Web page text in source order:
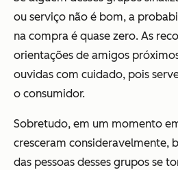
ou serviço não é bom, a
na compra é quase zero. As
orientações de amigos
ouvidas com cuidado, pois
o consumidor.
Sobretudo, em um momento
cresceram consideravelmente,
das pessoas desses grupos se